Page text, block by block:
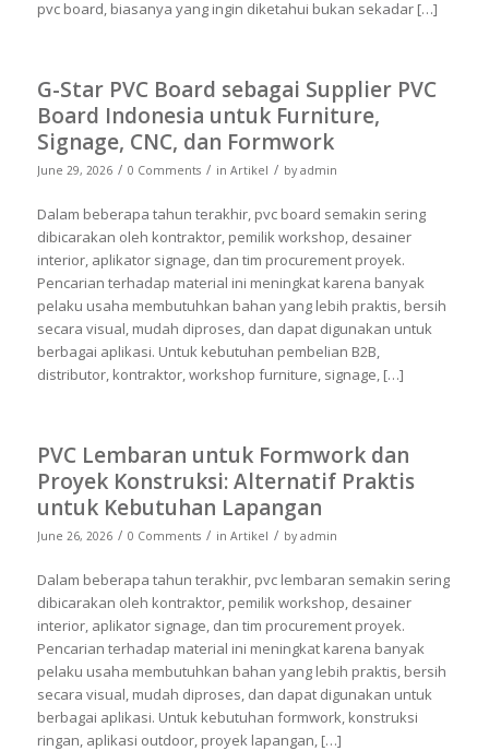
pvc board, biasanya yang ingin diketahui bukan sekadar […]
G-Star PVC Board sebagai Supplier PVC
Board Indonesia untuk Furniture,
Signage, CNC, dan Formwork
June 29, 2026 / 0 Comments / in Artikel / by admin
Dalam beberapa tahun terakhir, pvc board semakin sering
dibicarakan oleh kontraktor, pemilik workshop, desainer
interior, aplikator signage, dan tim procurement proyek.
Pencarian terhadap material ini meningkat karena banyak
pelaku usaha membutuhkan bahan yang lebih praktis, bersih
secara visual, mudah diproses, dan dapat digunakan untuk
berbagai aplikasi. Untuk kebutuhan pembelian B2B,
distributor, kontraktor, workshop furniture, signage, […]
PVC Lembaran untuk Formwork dan
Proyek Konstruksi: Alternatif Praktis
untuk Kebutuhan Lapangan
June 26, 2026 / 0 Comments / in Artikel / by admin
Dalam beberapa tahun terakhir, pvc lembaran semakin sering
dibicarakan oleh kontraktor, pemilik workshop, desainer
interior, aplikator signage, dan tim procurement proyek.
Pencarian terhadap material ini meningkat karena banyak
pelaku usaha membutuhkan bahan yang lebih praktis, bersih
secara visual, mudah diproses, dan dapat digunakan untuk
berbagai aplikasi. Untuk kebutuhan formwork, konstruksi
ringan, aplikasi outdoor, proyek lapangan, […]